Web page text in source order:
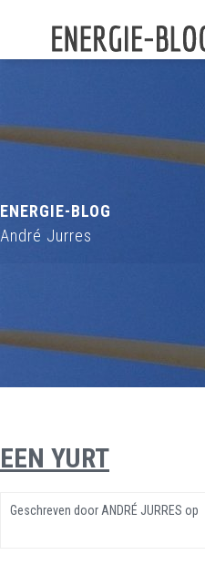
ENERGIE-BLOG
André Jurres
EEN YURT
Geschreven door ANDRÉ JURRES op